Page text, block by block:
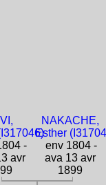
-
avr
NAKACHE,
Esther
env 1804 -
ava 13 avr
1899